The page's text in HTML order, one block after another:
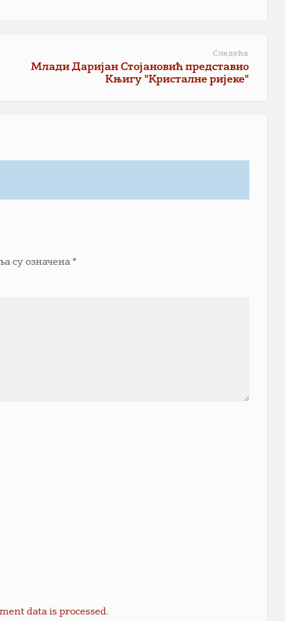
Следећа
Млади Даријан Стојановић представио
Књигу "Кристалне ријеке"
су означена*
data is processed.